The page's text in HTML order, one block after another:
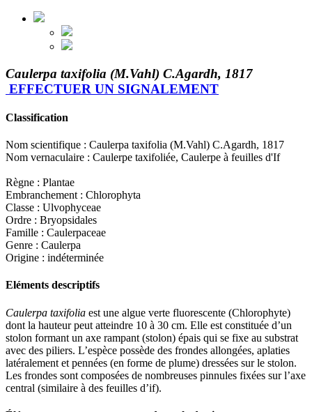
Caulerpa taxifolia (M.Vahl) C.Agardh, 1817
EFFECTUER UN SIGNALEMENT
Classification
Nom scientifique : Caulerpa taxifolia (M.Vahl) C.Agardh, 1817
Nom vernaculaire : Caulerpe taxifoliée, Caulerpe à feuilles d'If
Règne : Plantae
Embranchement : Chlorophyta
Classe : Ulvophyceae
Ordre : Bryopsidales
Famille : Caulerpaceae
Genre : Caulerpa
Origine : indéterminée
Eléments descriptifs
Caulerpa taxifolia est une algue verte fluorescente (Chlorophyte)
dont la hauteur peut atteindre 10 à 30 cm. Elle est constituée d’un
stolon formant un axe rampant (stolon) épais qui se fixe au substrat
avec des piliers. L’espèce possède des frondes allongées, aplaties
latéralement et pennées (en forme de plume) dressées sur le stolon.
Les frondes sont composées de nombreuses pinnules fixées sur l’axe
central (similaire à des feuilles d’if).